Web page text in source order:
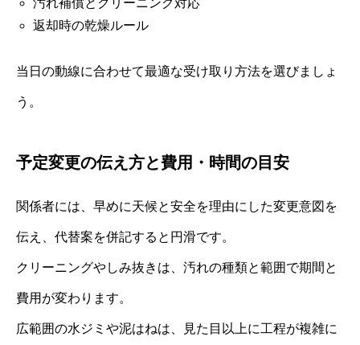
汚れ補償とクリーニング対応
返却時の乾燥ルール
当日の動線に合わせて最適な受け取り方法を選びましょ
う。
予定変更の伝え方と費用・時間の目安
関係者には、早めに天候と安全を理由にした変更意図を
伝え、代替案を併記すると円滑です。
クリーニングやしみ抜きは、汚れの種類と範囲で期間と
費用が変わります。
広範囲の水ジミや泥はねは、見た目以上に工程が複雑に